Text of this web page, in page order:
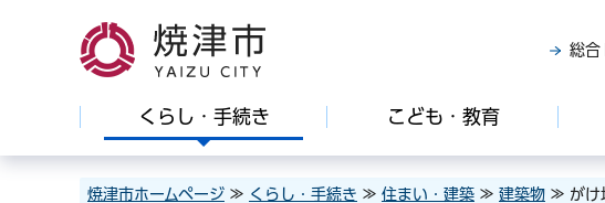
焼津市
総合
くらし・手続き こども・教育
焼津市ホームページ ≫ くらし・手続き ≫ 住まい・建築 ≫ 建築物 ≫ がけ